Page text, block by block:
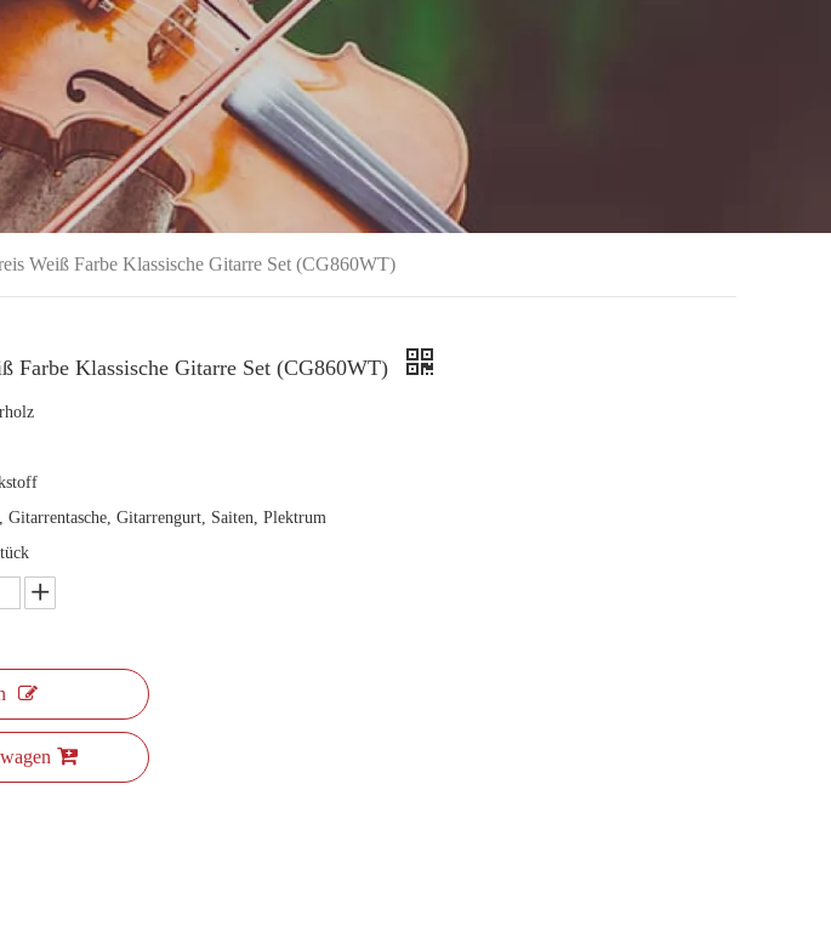
Weiß Farbe Klassische Gitarre Set (CG860WT)
Farbe Klassische Gitarre Set (CG860WT)
Gitarrentasche, Gitarrengurt, Saiten, Plektrum